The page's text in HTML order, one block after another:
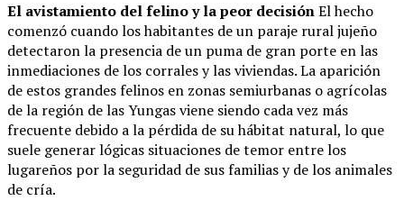
El avistamiento del felino y la peor decisiónEl hecho
comenzó cuando los habitantes de un paraje rural jujeño
detectaron la presencia de un puma de gran porte en las
inmediaciones de los corrales y las viviendas. La aparición
de estos grandes felinos en zonas semiurbanas o agrícolas
de la región de las Yungas viene siendo cada vez más
frecuente debido a la pérdida de su hábitat natural, lo que
suele generar lógicas situaciones de temor entre los
lugareños por la seguridad de sus familias y de los animales
de cría.